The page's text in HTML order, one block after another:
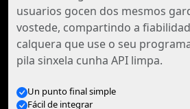
usuarios gocen dos mesmos
vostede, compartindo a
calquera que use o seu
pila sinxela cunha API limpa.
Un punto final simple
Fácil de integrar